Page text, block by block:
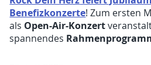
Benefizkonzerte! Zum ersten
als Open-Air-Konzert
spannendes